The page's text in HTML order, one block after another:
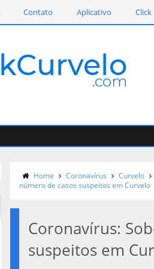
Contato Aplicativo Click
Home Coronavírus Curvelo
número de casos suspeitos em Curvelo
Coronavírus:
suspeitos em